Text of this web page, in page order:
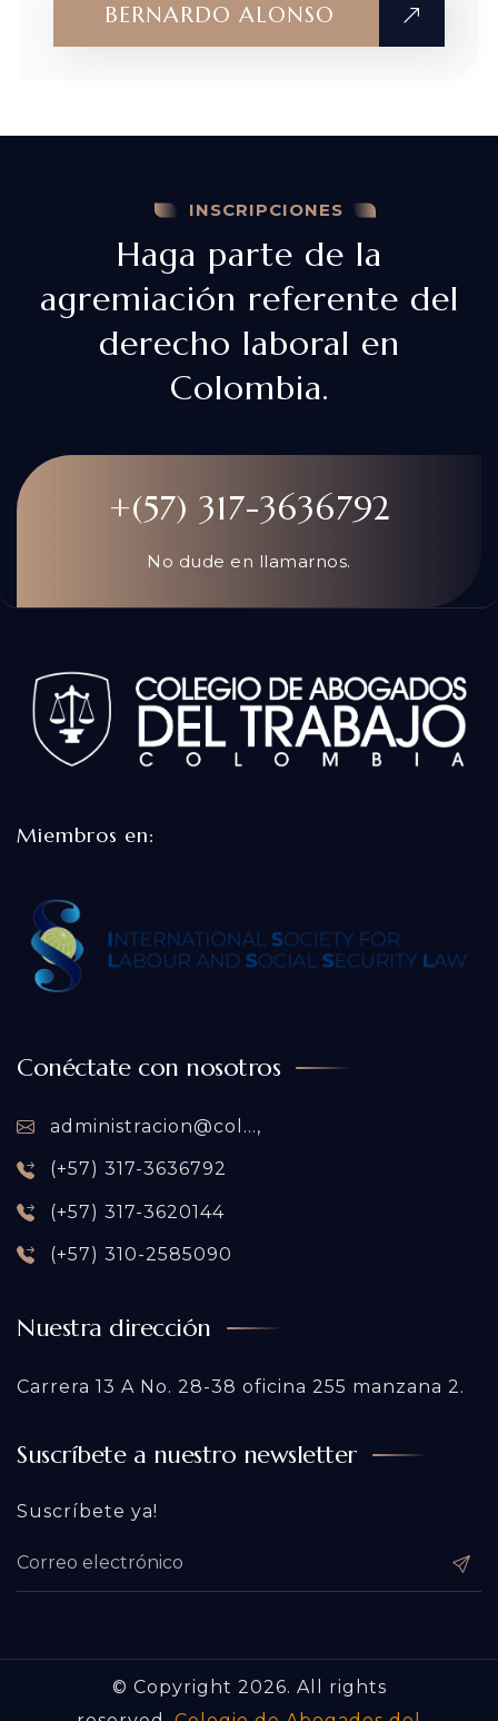
BERNARDO ALONSO
INSCRIPCIONES
Haga parte de la
agremiación referente del
derecho laboral en
Colombia.
+(57) 317-3636792
No dude en llamarnos.
Miembros en:
Conéctate con nosotros
administracion@col...,
(+57) 317-3636792
(+57) 317-3620144
(+57) 310-2585090
Nuestra dirección
Carrera 13 A No. 28-38 oficina 255 manzana 2.
Suscríbete a nuestro newsletter
Suscríbete ya!
© Copyright 2026. All rights